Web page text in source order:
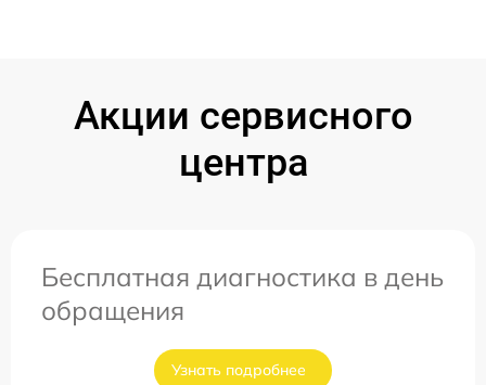
Акции сервисного
центра
Бесплатная диагностика в день
обращения
Узнать подробнее